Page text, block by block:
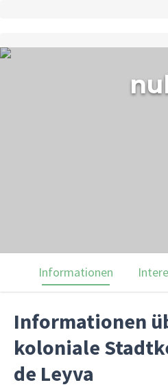
Informationen
Informationen
koloniale
de Leyva